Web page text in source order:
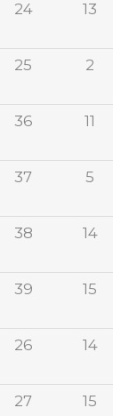
24 13
25 2
36 11
37 5
38 14
39 15
26 14
27 15